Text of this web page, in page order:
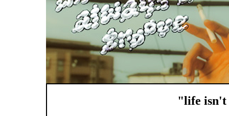
"life isn't